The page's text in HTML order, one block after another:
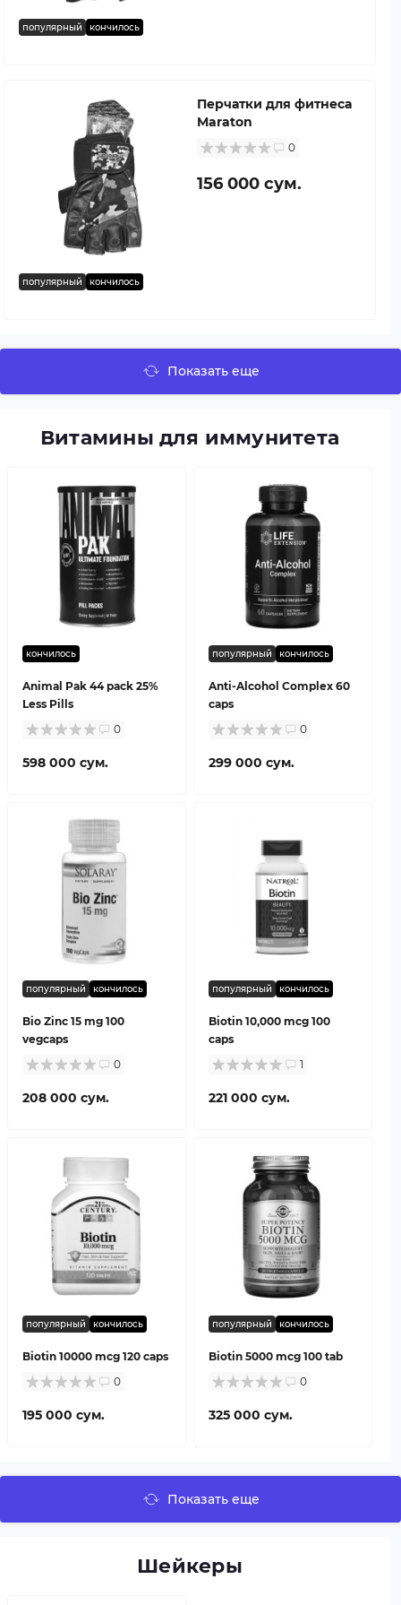
популярный кончилось
популярный кончилось
Перчатки для фитнеса
Maraton
0
156 000 сум.
Показать еще
Витамины для иммунитета
кончилось
Animal Pak 44 pack 25%
Less Pills
0
598 000 сум.
популярный кончилось
Anti-Alcohol Complex 60
caps
0
299 000 сум.
популярный кончилось
Bio Zinc 15 mg 100
vegcaps
0
208 000 сум.
популярный кончилось
Biotin 10,000 mcg 100
caps
1
221 000 сум.
популярный кончилось
Biotin 10000 mcg 120 caps
0
195 000 сум.
популярный кончилось
Biotin 5000 mcg 100 tab
0
325 000 сум.
Показать еще
Шейкеры